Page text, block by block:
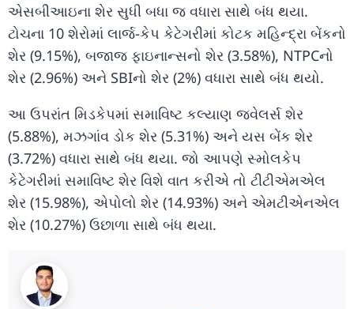
એસબીઆઇના શેર સુધી બધા જ વધારા સાથે બંધ થયા.
ટોચના 10 શેરોમાં લાર્જ-કેપ કેટેગરીમાં કોટક મહિન્દ્રા બેંકનો
શેર (9.15%), બજાજ ફાઇનાન્સનો શેર (3.58%), NTPCનો
શેર (2.96%) અને SBIનો શેર (2%) વધારા સાથે બંધ થયો.
આ ઉપરાંત મિડકેપમાં સમાવિષ્ટ કલ્યાણ જ્વેલર્સ શેર
(5.88%), મઝગાંવ ડોક શેર (5.31%) અને યસ બેંક શેર
(3.72%) વધારા સાથે બંધ થયા. જો આપણે સ્મોલકેપ
કેટેગરીમાં સમાવિષ્ટ શેર વિશે વાત કરીએ તો ટીટીએમએલ
શેર (15.98%), એપોલો શેર (14.93%) અને એમટીએનએલ
શેર (10.27%) ઉછાળા સાથે બંધ થયા.